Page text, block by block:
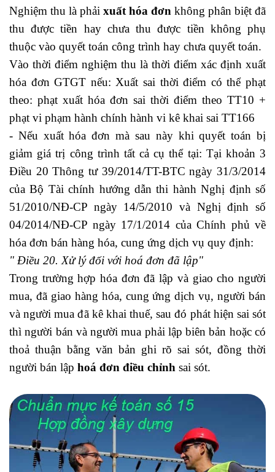
Nghiệm thu là phải xuất hóa đơn không phân biệt đã
thu được tiền hay chưa thu được tiền không phụ
thuộc vào quyết toán công trình hay chưa quyết toán.
Vào thời điểm nghiệm thu là thời điểm xác định xuất
hóa đơn GTGT nếu: Xuất sai thời điểm có thể phạt
theo: phạt xuất hóa đơn sai thời điểm theo TT10 +
phạt vi phạm hành chính hành vi kê khai sai TT166
- Nếu xuất hóa đơn mà sau này khi quyết toán bị
giảm giá trị công trình tất cả cụ thể tại: Tại khoản 3
Điều 20 Thông tư 39/2014/TT-BTC ngày 31/3/2014
của Bộ Tài chính hướng dẫn thi hành Nghị định số
51/2010/NĐ-CP ngày 14/5/2010 và Nghị định số
04/2014/NĐ-CP ngày 17/1/2014 của Chính phủ về
hóa đơn bán hàng hóa, cung ứng dịch vụ quy định:
" Điều 20. Xử lý đối với hoá đơn đã lập"
Trong trường hợp hóa đơn đã lập và giao cho người
mua, đã giao hàng hóa, cung ứng dịch vụ, người bán
và người mua đã kê khai thuế, sau đó phát hiện sai sót
thì người bán và người mua phải lập biên bản hoặc có
thoả thuận bằng văn bản ghi rõ sai sót, đồng thời
người bán lập hoá đơn điều chỉnh sai sót.